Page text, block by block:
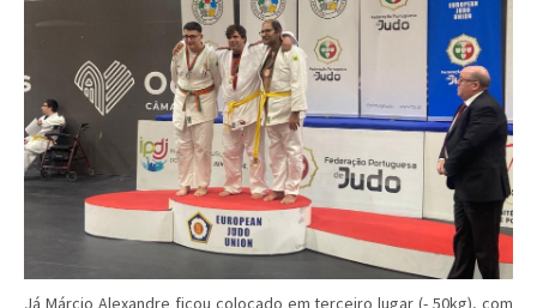
Já Márcio Alexandre ficou colocado em terceiro lugar (- 50kg), com